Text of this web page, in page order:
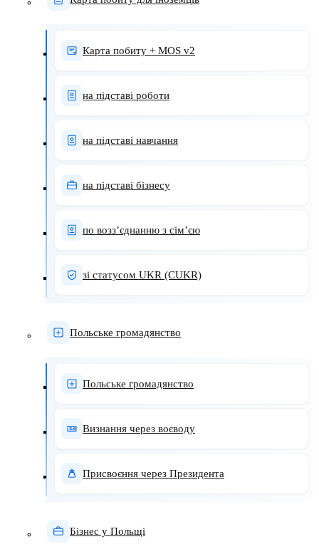
Карта побиту + MOS v2
на підставі роботи
на підставі навчання
на підставі бізнесу
по возз’єднанню з сім’єю
зі статусом UKR (CUKR)
Польське громадянство
Польське громадянство
Визнання через воєводу
Присвоєння через Президента
Бізнес у Польщі